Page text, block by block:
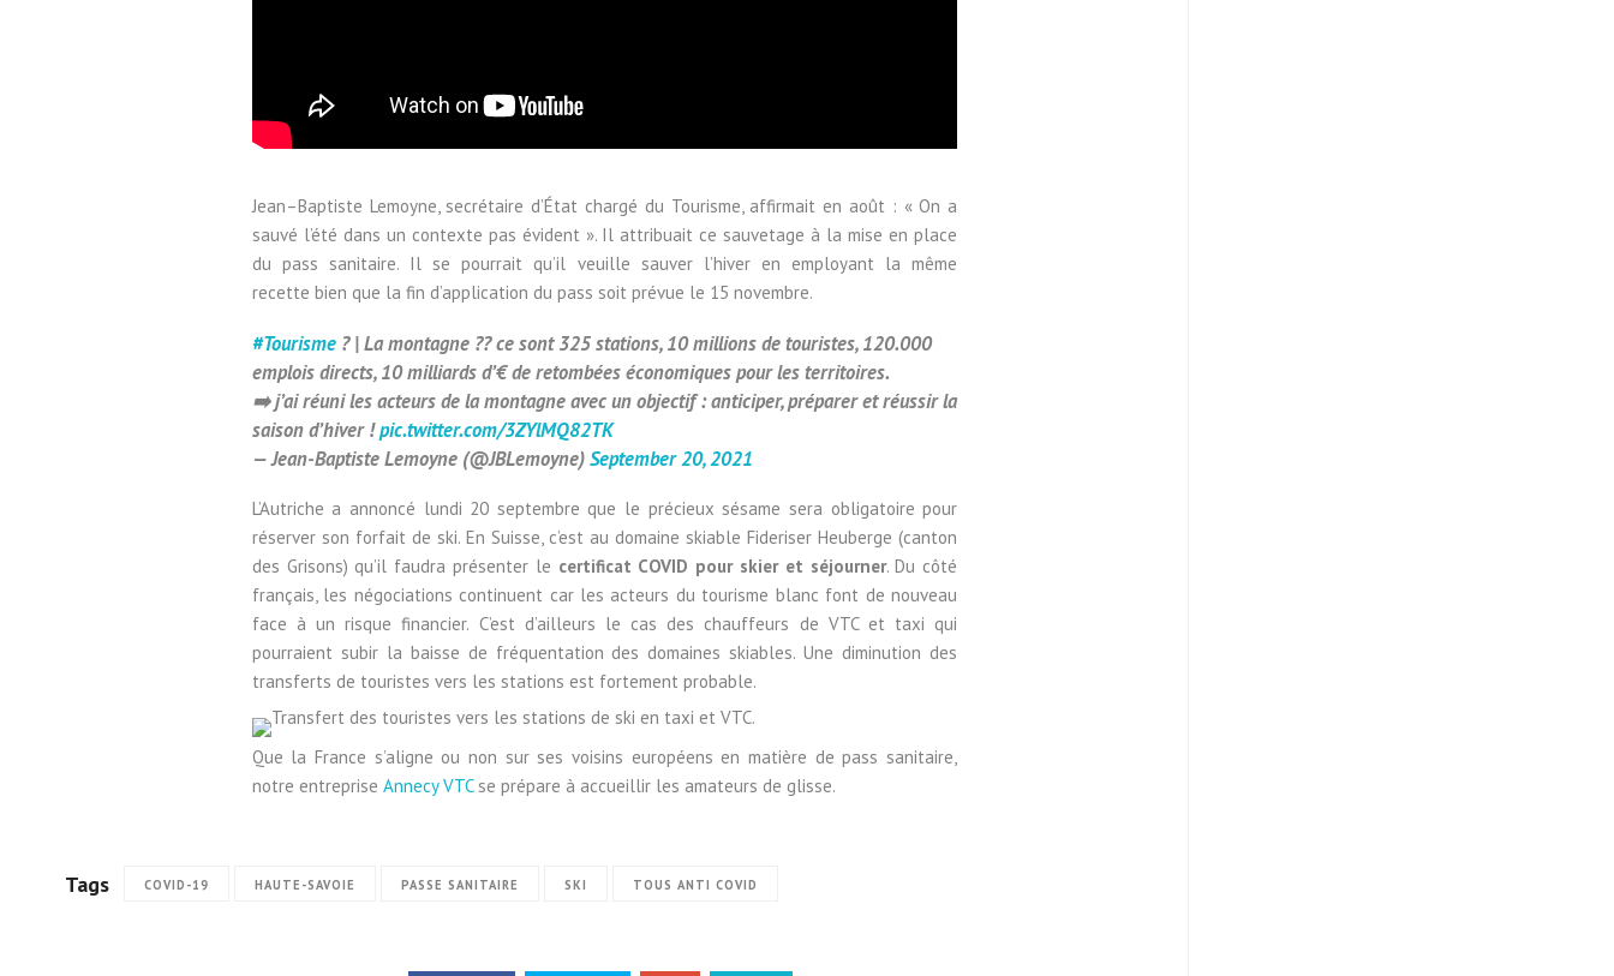
Jean–Baptiste Lemoyne, secrétaire d’État chargé du Tourisme, affirmait en août : « On a
sauvé l’été dans un contexte pas évident ». Il attribuait ce sauvetage à la mise en place
du pass sanitaire. Il se pourrait qu’il veuille sauver l’hiver en employant la même
recette bien que la fin d’application du pass soit prévue le 15 novembre.
#Tourisme? | La montagne ?? ce sont 325 stations, 10 millions de touristes, 120.000
emplois directs, 10 milliards d’€ de retombées économiques pour les territoires.
➡️ j’ai réuni les acteurs de la montagne avec un objectif : anticiper, préparer et réussir la
saison d’hiver !pic.twitter.com/3ZYlMQ82TK
— Jean-Baptiste Lemoyne (@JBLemoyne)September 20, 2021
L’Autriche a annoncé lundi 20 septembre que le précieux sésame sera obligatoire pour
réserver son forfait de ski. En Suisse, c’est au domaine skiable Fideriser Heuberge (canton
des Grisons) qu’il faudra présenter le certificat COVID pour skier et séjourner. Du côté
français, les négociations continuent car les acteurs du tourisme blanc font de nouveau
face à un risque financier. C’est d’ailleurs le cas des chauffeurs de VTC et taxi qui
pourraient subir la baisse de fréquentation des domaines skiables. Une diminution des
transferts de touristes vers les stations est fortement probable.
Que la France s’aligne ou non sur ses voisins européens en matière de pass sanitaire,
notre entreprise Annecy VTCse prépare à accueillir les amateurs de glisse.
Tags COVID-19 HAUTE-SAVOIE PASSE SANITAIRE SKI TOUS ANTI COVID